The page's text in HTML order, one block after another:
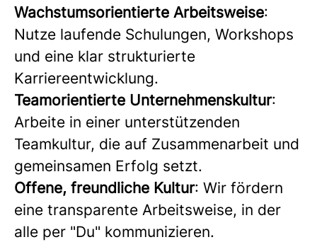
Wachstumsorientierte Arbeitsweise:
Nutze laufende Schulungen, Workshops
und eine klar strukturierte
Karriereentwicklung.
Teamorientierte Unternehmenskultur:
Arbeite in einer unterstützenden
Teamkultur, die auf Zusammenarbeit und
gemeinsamen Erfolg setzt.
Offene, freundliche Kultur: Wir fördern
eine transparente Arbeitsweise, in der
alle per "Du" kommunizieren.